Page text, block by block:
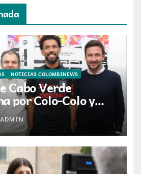
NOTICIAS COLOMBINEWS
Cabo Verde
por Colo-Colo y
su nueva etapa
ADMIN